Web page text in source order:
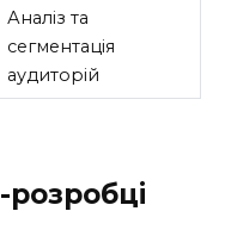
Аналіз та
сегментація
аудиторій